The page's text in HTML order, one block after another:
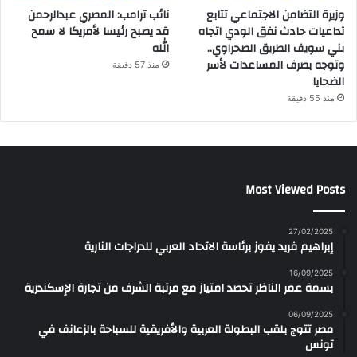
وزيرة التضامن الاجتماعي تتابع
تداعيات حادث نفق الودي اتجاه
بني سويف الطريق الصحراوي..
وتوجه بصرف المساعدات لأسر
الضحايا
منذ 55 دقيقة
نائب ترامب: المصري عبدالرحمن
قد يصبح رئيسا لأمريكا لا سمح
الله
منذ 57 دقيقة
Most Viewed Posts
27/02/2025
إبراهيم فريد يفوز برئاسة الاتحاد العربي للدراجات النارية
16/09/2025
بسمة عمر الناظر تحصد امتياز مع مرتبة الشرف من تجارة الإسكندرية
06/09/2025
مصر تتوج بلقب البطولة العربية والأفريقية للسباحة بالزعانف في
تونس